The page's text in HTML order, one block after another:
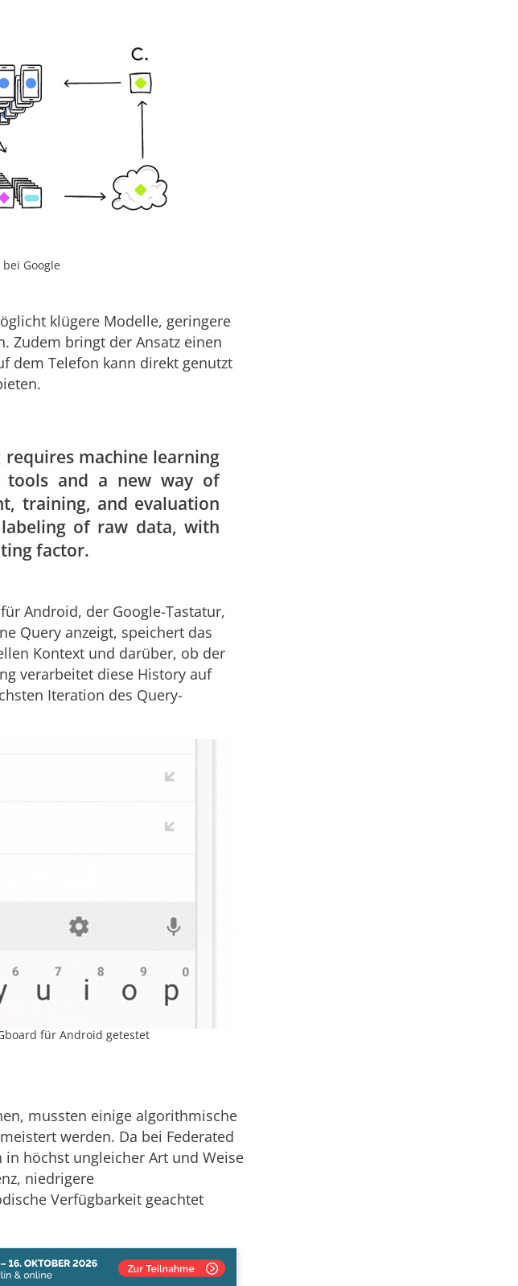
Google
klügere Modelle, geringere
Zudem bringt der Ansatz einen
dem Telefon kann direkt genutzt
machine learning
tools and a new way of
training, and evaluation
of raw data, with
factor.
Android, der Google-Tastatur,
Query anzeigt, speichert das
Kontext und darüber, ob der
verarbeitet diese History auf
Iteration des Query-
für Android getestet
mussten einige algorithmische
werden. Da bei Federated
höchst ungleicher Art und Weise
niedrigere
Verfügbarkeit geachtet